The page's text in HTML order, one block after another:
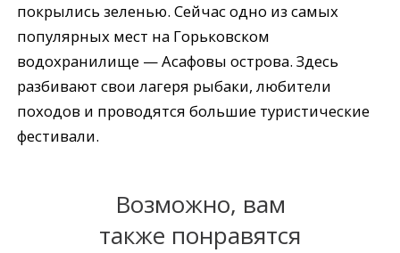
покрылись зеленью. Сейчас одно из самых
популярных мест на Горьковском
водохранилище — Асафовы острова. Здесь
разбивают свои лагеря рыбаки, любители
походов и проводятся большие туристические
фестивали.
Возможно, вам
также понравятся